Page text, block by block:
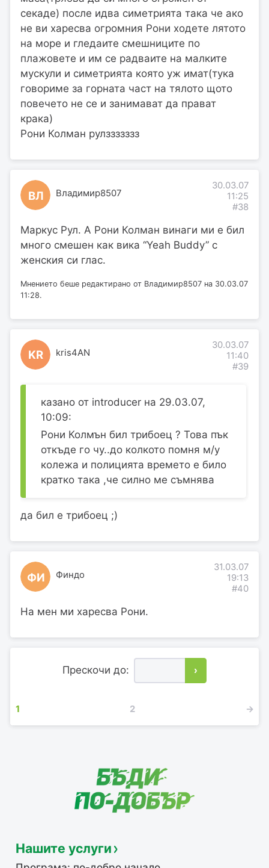
секаде) после идва симетрията така че ако
не ви харесва огромния Рони ходете лятото
на море и гледаите смешниците по
плажовете и им се радваите на малките
мускули и симетрията която уж имат(тука
говориме за горната част на тялото щото
повечето не се и занимават да прават
крака)
Рони Колман рулззззззз
ВЛ Владимир8507
30.03.07
11:25
#38
Маркус Рул. А Рони Колман винаги ми е бил
много смешен как вика “Yeah Buddy” с
женския си глас.
Мнението беше редактирано от Владимир8507 на 30.03.07
11:28.
KR kris4AN
30.03.07
11:40
#39
казано от introducer на 29.03.07,
10:09:
Рони Колмън бил трибоец ? Това пък
откъде го чу..до колкото помня м/у
колежа и полицията времето е било
кратко така ,че силно ме съмнява
да бил е трибоец ;)
ФИ Финдо
31.03.07
19:13
#40
На мен ми харесва Рони.
Прескочи до: ›
1 2 →
Нашите услуги